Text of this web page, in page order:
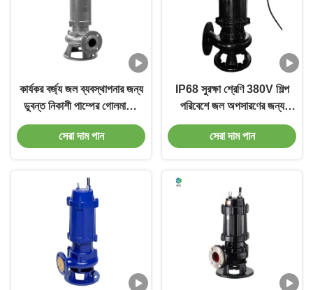
কার্যকর বর্জ্য জল ব্যবস্থাপনার জন্য
ডুবন্ত নিকাশী পাম্পের গোলমালের
মাত্রা ≤75dB 3-ফেজ পাওয়ার
এবং কাস্ট আয়রন নির্মাণ
সেরা দাম পান
IP68 সুরক্ষা শ্রেণি 380V শিল্প
পরিবেশে জল অপসারণের জন্য
ডুবযোগ্য দূষিত জল পাম্প
সেরা দাম পান